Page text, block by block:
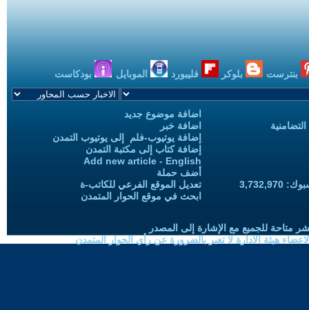
بنترست بلوكر فليبورد الموبايل بودكاست
اضافة موضوع جديد
اضافة خبر
إضافة يوتيوب-فلم إلى يوتيوب التمدن
إضافة كتاب إلى مكتبة التمدن
Add new article - English
أضف حملة
تعديل الموقع الفرعي للكاتب-ة
ابحث في موقع الحوار المتمدن
متاحة للجميع مع الإشارة إلى المصدر
هيئة الادارة لا تعبر بالضرورة عن رأي الحوار المتمدن